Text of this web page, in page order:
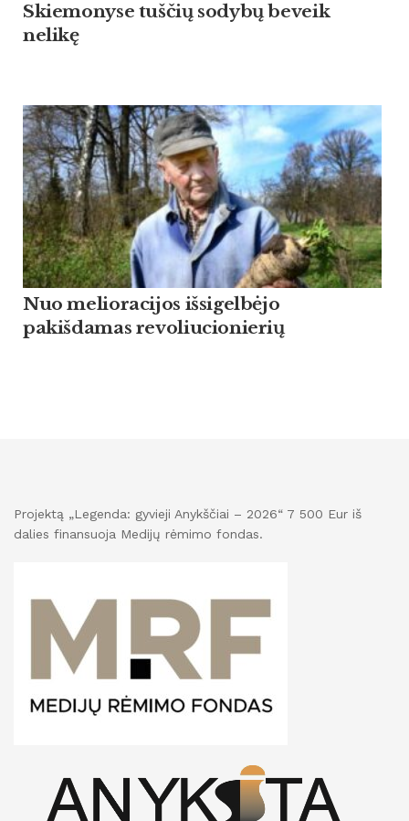
Skiemonyse tuščių sodybų beveik
nelikę
Nuo melioracijos išsigelbėjo
pakišdamas revoliucionierių
Projektą „Legenda: gyvieji Anykščiai – 2026“ 7 500 Eur iš
dalies finansuoja Medijų rėmimo fondas.